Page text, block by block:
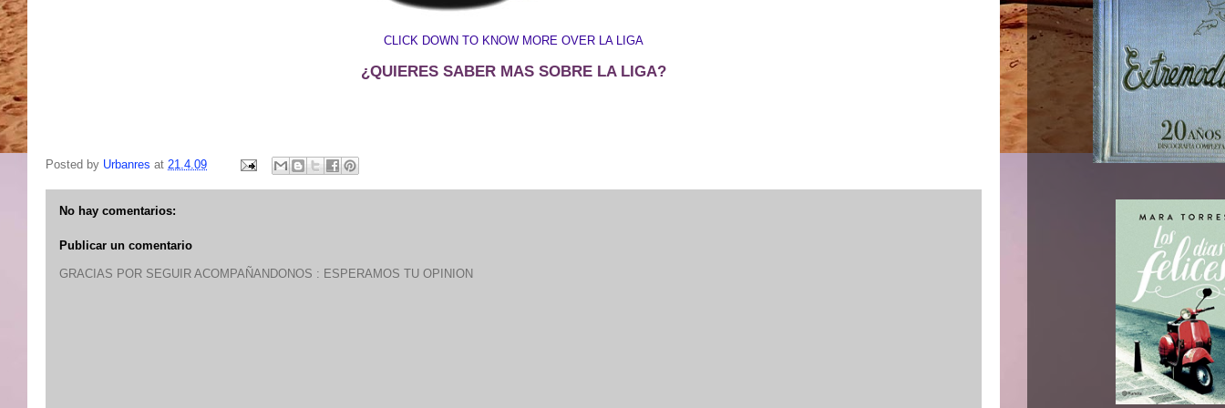
CLICK DOWN TO KNOW MORE OVER LA LIGA
¿QUIERES SABER MAS SOBRE LA LIGA?
Posted by Urbanres at 21.4.09
No hay comentarios:
Publicar un comentario
GRACIAS POR SEGUIR ACOMPAÑANDONOS : ESPERAMOS TU OPINION